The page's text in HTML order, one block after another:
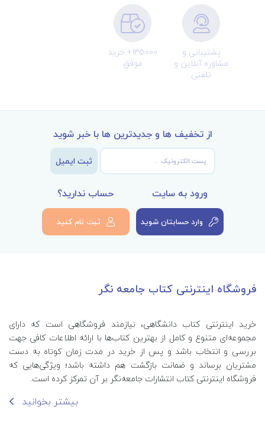
پشتیبانی و
مشاوره آنلاین و
تلفنی
135000+ خرید
موفق
از تخفیف ها و جدیدترین ها با خبر شوید
ثبت ایمیل
ورود به سایت
وارد حسابتان شوید
حساب ندارید؟
ثبت نام کنید
فروشگاه اینترنتی کتاب جامعه نگر
خرید اینترنتی کتاب‌ دانشگاهی، نیازمند فروشگاهی است که دارای
مجموعه‌ای متنوع و کامل از بهترین کتاب‌ها با ارائه اطلاعات کافی جهت
بررسی و انتخاب باشد و پس از خرید در مدت زمان کوتاه به دست
مشتریان برساند و ضمانت بازگشت هم داشته باشد؛ ویژگی‌هایی که
فروشگاه اینترنتی کتاب انتشارات جامعه‌نگر بر آن تمرکز کرده است.
بیشتر بخوانید